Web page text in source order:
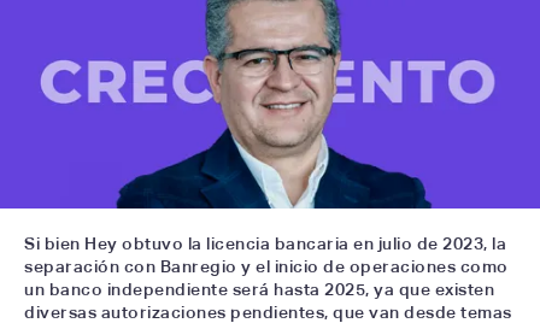
Si bien Hey obtuvo la licencia bancaria en julio de 2023, la
separación con Banregio y el inicio de operaciones como
un banco independiente será hasta 2025, ya que existen
diversas autorizaciones pendientes, que van desde temas